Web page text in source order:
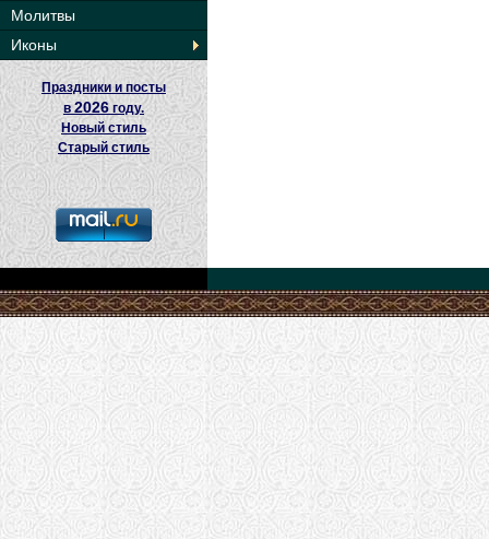
Молитвы
Иконы
Праздники и посты
в2026 году.
Новый стиль
Старый стиль